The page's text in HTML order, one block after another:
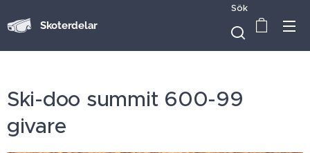
Skoterdelar
Sök
Ski-doo summit 600-99
givare